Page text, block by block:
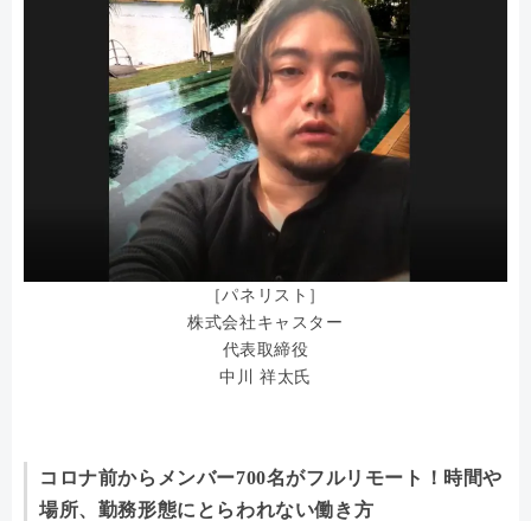
［パネリスト］
株式会社キャスター
代表取締役
中川 祥太氏
コロナ前からメンバー700名がフルリモート！時間や
場所、勤務形態にとらわれない働き方